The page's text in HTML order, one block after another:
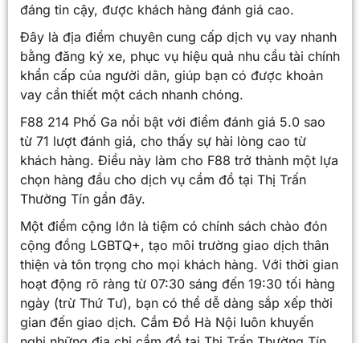
đáng tin cậy, được khách hàng đánh giá cao.
Đây là địa điểm chuyên cung cấp dịch vụ vay nhanh
bằng đăng ký xe, phục vụ hiệu quả nhu cầu tài chính
khẩn cấp của người dân, giúp bạn có được khoản
vay cần thiết một cách nhanh chóng.
F88 214 Phố Ga nổi bật với điểm đánh giá 5.0 sao
từ 71 lượt đánh giá, cho thấy sự hài lòng cao từ
khách hàng. Điều này làm cho F88 trở thành một lựa
chọn hàng đầu cho dịch vụ cầm đồ tại Thị Trấn
Thường Tín gần đây.
Một điểm cộng lớn là tiệm có chính sách chào đón
cộng đồng LGBTQ+, tạo môi trường giao dịch thân
thiện và tôn trọng cho mọi khách hàng. Với thời gian
hoạt động rõ ràng từ 07:30 sáng đến 19:30 tối hàng
ngày (trừ Thứ Tư), bạn có thể dễ dàng sắp xếp thời
gian đến giao dịch. Cầm Đồ Hà Nội luôn khuyến